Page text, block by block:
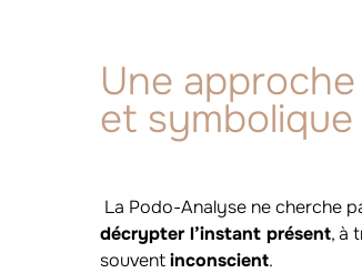
Une
et symbolique
La Podo-Analyse ne cherche
décrypter l’instant présent, à
souventinconscient.